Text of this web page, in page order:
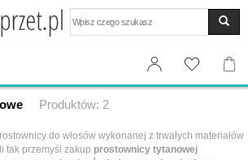
Produktów: 2
do włosów wykonanej z trwałych materiałów
tak przemyśl zakup prostownicy tytanowej